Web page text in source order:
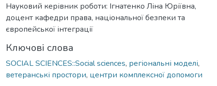
Науковий керівник роботи: Ігнатенко Ліна Юріївна,
доцент кафедри права, національної безпеки та
європейської інтеграції
Ключові слова
SOCIAL SCIENCES::Social sciences, регіональні моделі,
ветеранські простори, центри комплексної допомоги